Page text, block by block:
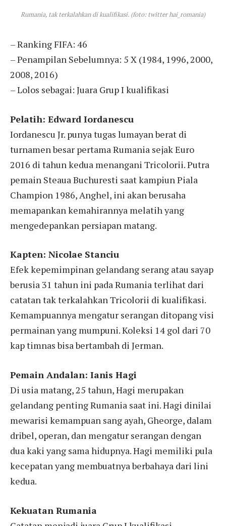
Rumania, tak terkalahkan di kualifikasi. (foto: twitter hai_romania)
– Ranking FIFA: 46
– Penampilan Sebelumnya: 5 X (1984, 1996, 2000,
2008, 2016)
– Lolos sebagai: Juara Grup I kualifikasi
Pelatih: Edward Iordanescu
Iordanescu Jr. punya tugas lumayan berat di
turnamen besar pertama Rumania sejak Euro
2016 di tahun kedua menangani Tricolorii. Putra
pemain Steaua Buchuresti saat kampiun Piala
Champion 1986, Anghel, ini akan berusaha
memapankan kemahirannya melatih yang
mengedepankan persiapan matang.
Kapten: Nicolae Stanciu
Efek kepemimpinan gelandang serang atau sayap
berusia 31 tahun ini pada Rumania terlihat dari
catatan tak terkalahkan Tricolorii di kualifikasi.
Kemampuannya mengatur serangan ditopang visi
permainan yang mumpuni. Koleksi 14 gol dari 70
kap timnas bisa bertambah di Jerman.
Pemain Andalan: Ianis Hagi
Di usia matang, 25 tahun, Hagi merupakan
gelandang penting Rumania saat ini. Hagi dinilai
mewarisi kemampuan sang ayah, Gheorge, dalam
dribel, operan, dan mengatur serangan dengan
dua kaki yang sama hidupnya. Hagi memiliki pula
kecepatan yang membuatnya berbahaya dari lini
kedua.
Kekuatan Rumania